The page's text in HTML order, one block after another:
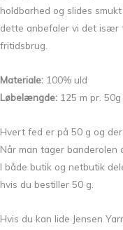
holdbarhed og slides
dette anbefaler vi det især
fritidsbrug.
Materiale: 100% uld
Løbelængde: 125 m pr. 50g
Hvert fed er på 50 g og
Når man tager banderolen
I både butik og netbutik
hvis du bestiller 50 g.
Hvis du kan lide Jensen